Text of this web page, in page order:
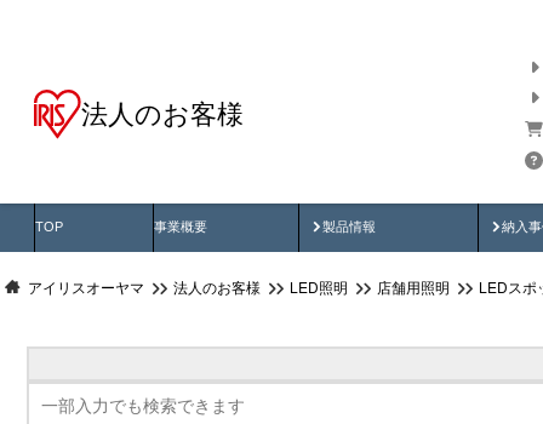
法人のお客様
TOP 事業概要 製品情報
製品動画 納入
納
アイリスオーヤマ 法人のお客様 LED照明 店舗用照明 LEDスポ